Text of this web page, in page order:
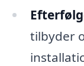
tilbyder